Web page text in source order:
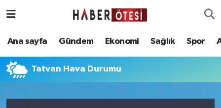
Ana sayfa Gündem Ekonomi Sağlık Spor
Tatvan Hava Durumu
Ana sayfa
Eskişehir Nöbetçi Eczaneler